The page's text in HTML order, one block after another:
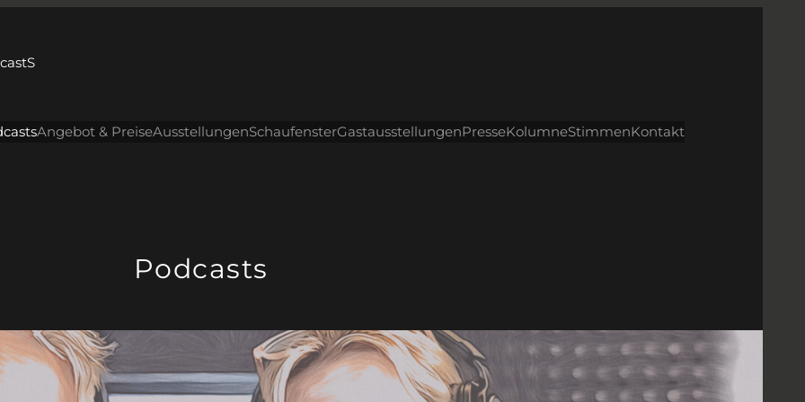
Angebot & PreiseAusstellungenSchaufensterGastausstellungenPresseKolumneStimmenKontakt
Podcasts